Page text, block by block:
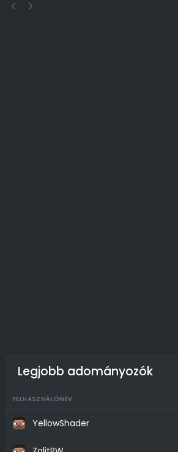
Legjobb adományozók
FELHASZNÁLÓNÉV
YellowShader